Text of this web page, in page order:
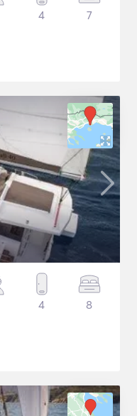
4 7
4 8